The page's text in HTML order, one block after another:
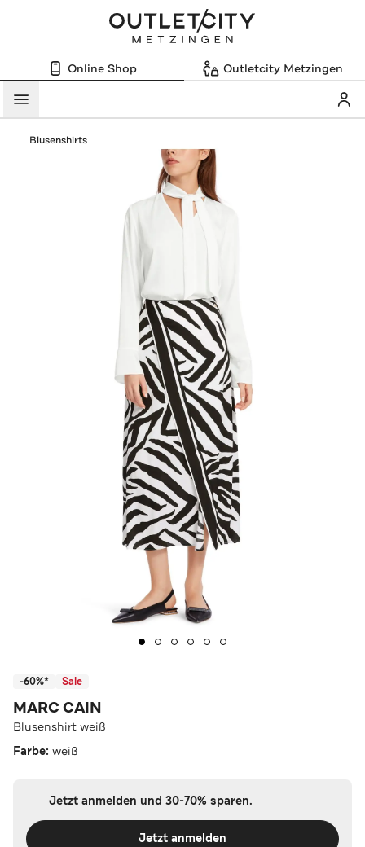
Online Shop Outletcity Metzingen
Menü
Blusenshirts
-60%* Sale
MARC CAIN
Blusenshirt weiß
Farbe: weiß
Jetzt anmelden und 30-70% sparen.
Jetzt anmelden